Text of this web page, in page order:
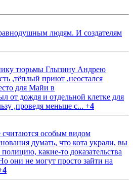
людям. И создателям
тюрьмы Глызину Андрею
,тёплый приют ,неостался
для Майи в
от дождя и отдельной клетке для
,проведя меньше с... +4
особым видом
думать, что кота украли, вы
какие-то доказательства
они не могут просто зайти на
4